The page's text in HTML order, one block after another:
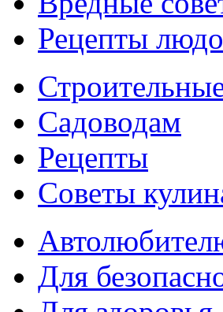
Рецепты
Садоводам
Рецепты
Советы
Для